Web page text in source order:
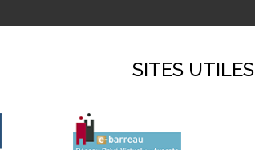
SITES UTILES